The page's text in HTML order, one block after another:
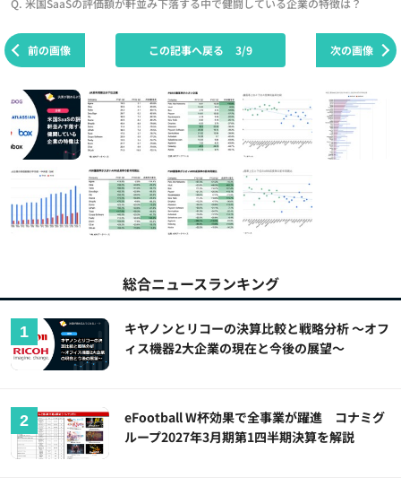
前の画像 次の画像
この記事へ戻る 3/9
総合ニュースランキング
キヤノンとリコーの決算比較と戦略分析 ～オフ
ィス機器2大企業の現在と今後の展望～
eFootball W杯効果で全事業が躍進 コナミグ
ループ2027年3月期第1四半期決算を解説